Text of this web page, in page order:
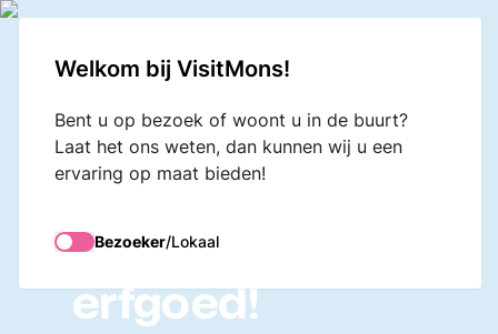
Welkom bij VisitMons!
Bent u op bezoek of woont u in de buurt?
Laat het ons weten, dan kunnen wij u een
ervaring op maat bieden!
Bezoeker/Lokaal
het UNESCO-
erfgoed!